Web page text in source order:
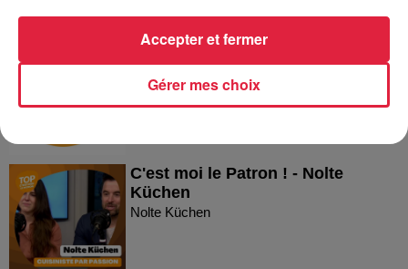
Alsace Camper
Alsace Camper
C'est moi le Patron ! - Nolte
Küchen
Nolte Küchen
Gérer mes choix
Accepter et fermer